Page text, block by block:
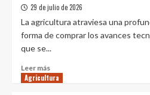
agro
el
MIDAGRI
el
reto
acelerar
la
29 de julio de 2026
La agricultura atraviesa una
forma de comprar los avances
que se...
Leer más
más
Agricultura